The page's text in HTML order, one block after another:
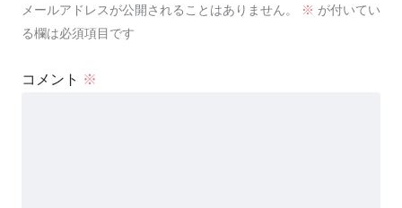
メールアドレスが公開されることはありません。 ※ が付いてい
る欄は必須項目です
コメント ※